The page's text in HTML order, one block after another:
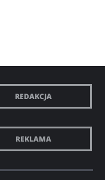
REDAKCJA
REKLAMA